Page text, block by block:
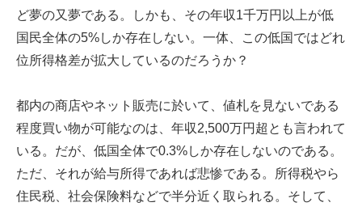
ど夢の又夢である。しかも、その年収1千万円以上が低
国民全体の5%しか存在しない。一体、この低国ではどれ
位所得格差が拡大しているのだろうか？
都内の商店やネット販売に於いて、値札を見ないである
程度買い物が可能なのは、年収2,500万円超とも言われて
いる。だが、低国全体で0.3%しか存在しないのである。
ただ、それが給与所得であれば悲惨である。所得税やら
住民税、社会保険料などで半分近く取られる。そして、